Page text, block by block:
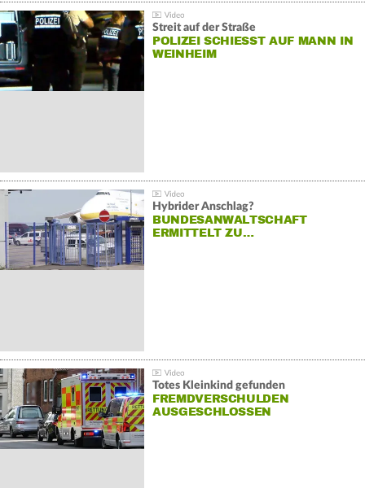
Streit auf der Straße
POLIZEI SCHIESST AUF MANN IN W
EINHEIM
Hybrider Anschlag?
BUNDESANWALTSCHAFT
ERMITTELT ZU…
Totes Kleinkind gefunden
FREMDVERSCHULDEN
AUSGESCHLOSSEN